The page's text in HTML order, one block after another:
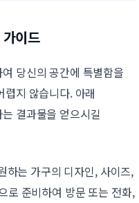
이드
당신의 공간에 특별함을
렵지 않습니다. 아래
결과물을 얻으시길
하는 가구의 디자인, 사이즈,
로 준비하여 방문 또는 전화,